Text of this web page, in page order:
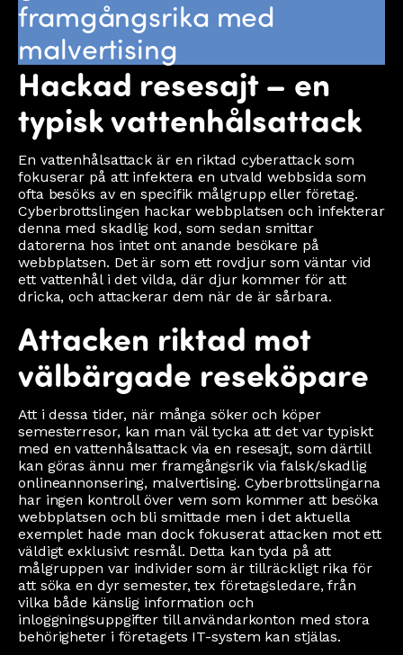
framgångsrika med
malvertising
Hackad resesajt – en
typisk vattenhålsattack
En vattenhålsattack är en riktad cyberattack som
fokuserar på att infektera en utvald webbsida som
ofta besöks av en specifik målgrupp eller företag.
Cyberbrottslingen hackar webbplatsen och infekterar
denna med skadlig kod, som sedan smittar
datorerna hos intet ont anande besökare på
webbplatsen. Det är som ett rovdjur som väntar vid
ett vattenhål i det vilda, där djur kommer för att
dricka, och attackerar dem när de är sårbara.
Attacken riktad mot
välbärgade reseköpare
Att i dessa tider, när många söker och köper
semesterresor, kan man väl tycka att det var typiskt
med en vattenhålsattack via en resesajt, som därtill
kan göras ännu mer framgångsrik via falsk/skadlig
onlineannonsering, malvertising. Cyberbrottslingarna
har ingen kontroll över vem som kommer att besöka
webbplatsen och bli smittade men i det aktuella
exemplet hade man dock fokuserat attacken mot ett
väldigt exklusivt resmål. Detta kan tyda på att
målgruppen var individer som är tillräckligt rika för
att söka en dyr semester, tex företagsledare, från
vilka både känslig information och
inloggningsuppgifter till användarkonton med stora
behörigheter i företagets IT-system kan stjälas.